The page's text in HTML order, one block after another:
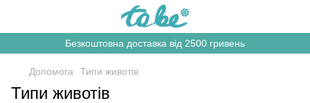
Безкоштовна доставка від 2500 гривень
Допомога Типи животів
Типи животів